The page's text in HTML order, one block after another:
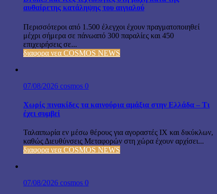
αυθαίρετης κατάληψης του αιγιαλού
Περισσότεροι από 1.500 έλεγχοι έχουν πραγματοποιηθεί
μέχρι σήμερα σε πάνωαπό 300 παραλίες και 450
επιχειρήσεις σε...
διαφορα νεα COSMOS NEWS
07/08/2026 cosmos 0
Χωρίς πινακίδες τα καινούρια αμάξια στην Ελλάδα – Τι
έχει συμβεί
Ταλαιπωρία εν μέσω θέρους για αγοραστές ΙΧ και δικύκλων,
καθώς Διευθύνσεις Μεταφορών στη χώρα έχουν αρχίσει...
διαφορα νεα COSMOS NEWS
07/08/2026 cosmos 0